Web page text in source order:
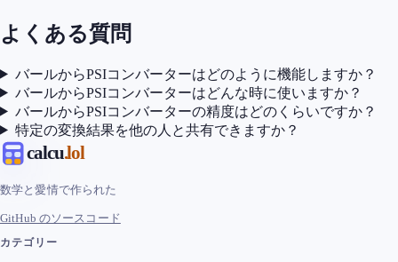
よくある質問
バールからPSIコンバーターはどのように機能しますか？
バールからPSIコンバーターはどんな時に使いますか？
バールからPSIコンバーターの精度はどのくらいですか？
特定の変換結果を他の人と共有できますか？
calcu.lol
数学と愛情で作られた
GitHub のソースコード
カテゴリー